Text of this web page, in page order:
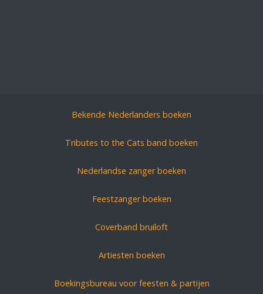
Bekende Nederlanders boeken
Tributes to the Cats band boeken
Nederlandse zanger boeken
Feestzanger boeken
Coverband bruiloft
Artiesten boeken
Boekingsbureau voor feesten & partijen